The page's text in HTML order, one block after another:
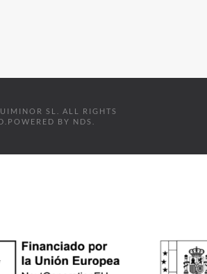
SL. ALL RIGHTS
POWERED BY NDS